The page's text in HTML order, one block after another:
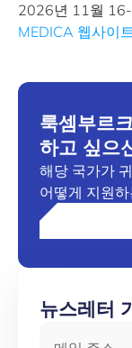
2026년 11월
MEDICA 웹사이
룩셈부르
하고 싶으
해당 국가가
어떻게 지원
뉴스레터